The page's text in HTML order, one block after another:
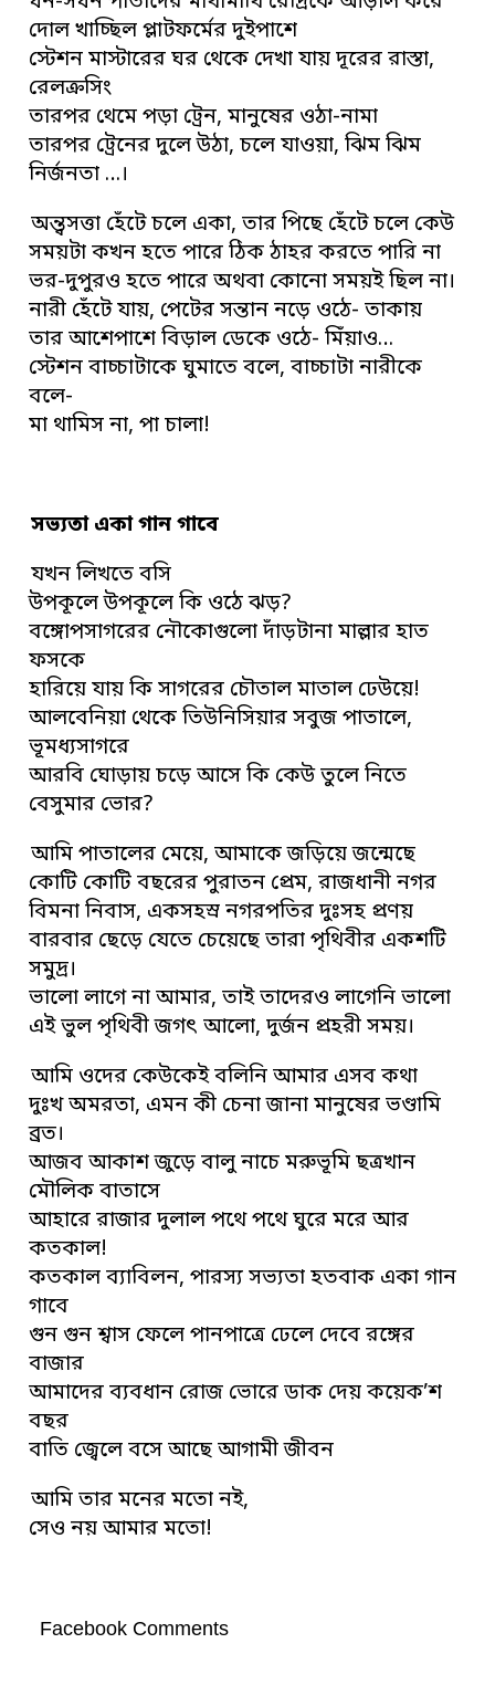
দোল খাচ্ছিল প্লাটফর্মের দুইপাশে
স্টেশন মাস্টারের ঘর থেকে দেখা যায় দূরের রাস্তা,
রেলক্রসিং
তারপর থেমে পড়া ট্রেন, মানুষের ওঠা-নামা
তারপর ট্রেনের দুলে উঠা, চলে যাওয়া, ঝিম ঝিম
নির্জনতা …।
অন্ত্বসত্তা হেঁটে চলে একা, তার পিছে হেঁটে চলে কেউ
সময়টা কখন হতে পারে ঠিক ঠাহর করতে পারি না
ভর-দুপুরও হতে পারে অথবা কোনো সময়ই ছিল না।
নারী হেঁটে যায়, পেটের সন্তান নড়ে ওঠে- তাকায়
তার আশেপাশে বিড়াল ডেকে ওঠে- মিঁয়াও…
স্টেশন বাচ্চাটাকে ঘুমাতে বলে, বাচ্চাটা নারীকে
বলে-
মা থামিস না, পা চালা!
সভ্যতা একা গান গাবে
যখন লিখতে বসি
উপকূলে উপকূলে কি ওঠে ঝড়?
বঙ্গোপসাগরের নৌকোগুলো দাঁড়টানা মাল্লার হাত
ফসকে
হারিয়ে যায় কি সাগরের চৌতাল মাতাল ঢেউয়ে!
আলবেনিয়া থেকে তিউনিসিয়ার সবুজ পাতালে,
ভূমধ্যসাগরে
আরবি ঘোড়ায় চড়ে আসে কি কেউ তুলে নিতে
বেসুমার ভোর?
আমি পাতালের মেয়ে, আমাকে জড়িয়ে জন্মেছে
কোটি কোটি বছরের পুরাতন প্রেম, রাজধানী নগর
বিমনা নিবাস, একসহস্র নগরপতির দুঃসহ প্রণয়
বারবার ছেড়ে যেতে চেয়েছে তারা পৃথিবীর একশটি
সমুদ্র।
ভালো লাগে না আমার, তাই তাদেরও লাগেনি ভালো
এই ভুল পৃথিবী জগৎ আলো, দুর্জন প্রহরী সময়।
আমি ওদের কেউকেই বলিনি আমার এসব কথা
দুঃখ অমরতা, এমন কী চেনা জানা মানুষের ভণ্ডামি
ব্রত।
আজব আকাশ জুড়ে বালু নাচে মরুভূমি ছত্রখান
মৌলিক বাতাসে
আহারে রাজার দুলাল পথে পথে ঘুরে মরে আর
কতকাল!
কতকাল ব্যাবিলন, পারস্য সভ্যতা হতবাক একা গান
গাবে
গুন গুন শ্বাস ফেলে পানপাত্রে ঢেলে দেবে রঙ্গের
বাজার
আমাদের ব্যবধান রোজ ভোরে ডাক দেয় কয়েক’শ
বছর
বাতি জ্বেলে বসে আছে আগামী জীবন
আমি তার মনের মতো নই,
সেও নয় আমার মতো!
Facebook Comments